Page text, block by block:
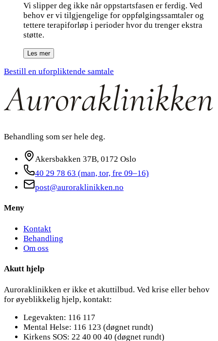
Vi slipper deg ikke når oppstartsfasen er ferdig. Ved
behov er vi tilgjengelige for oppfølgingssamtaler og
tettere terapiforløp i perioder hvor du trenger ekstra
støtte.
Les mer
Bestill en uforpliktende samtale
Behandling som ser hele deg.
Akersbakken 37B, 0172 Oslo
40 29 78 63 (man, tor, fre 09–16)
post@auroraklinikken.no
Meny
Kontakt
Behandling
Om oss
Akutt hjelp
Auroraklinikken er ikke et akuttilbud. Ved krise eller behov
for øyeblikkelig hjelp, kontakt:
Legevakten: 116 117
Mental Helse: 116 123 (døgnet rundt)
Kirkens SOS: 22 40 00 40 (døgnet rundt)